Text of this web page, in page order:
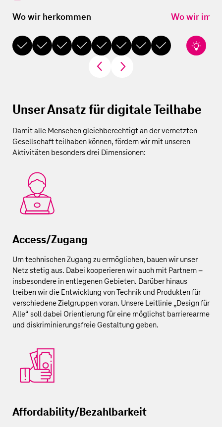
Wo wir herkommen
2019 2022
Wo wir im
Unser Ansatz für digitale Teilhabe
Damit alle Menschen gleichberechtigt an der vernetzten
Gesellschaft teilhaben können, fördern wir mit unseren
Aktivitäten besonders drei Dimensionen:
Access/Zugang
Um technischen Zugang zu ermöglichen, bauen wir unser
Netz stetig aus. Dabei kooperieren wir auch mit Partnern –
insbesondere in entlegenen Gebieten. Darüber hinaus
treiben wir die Entwicklung von Technik und Produkten für
verschiedene Zielgruppen voran. Unsere Leitlinie „Design für
Alle“ soll dabei Orientierung für eine möglichst barrierearme
und diskriminierungsfreie Gestaltung geben.
Affordability/Bezahlbarkeit